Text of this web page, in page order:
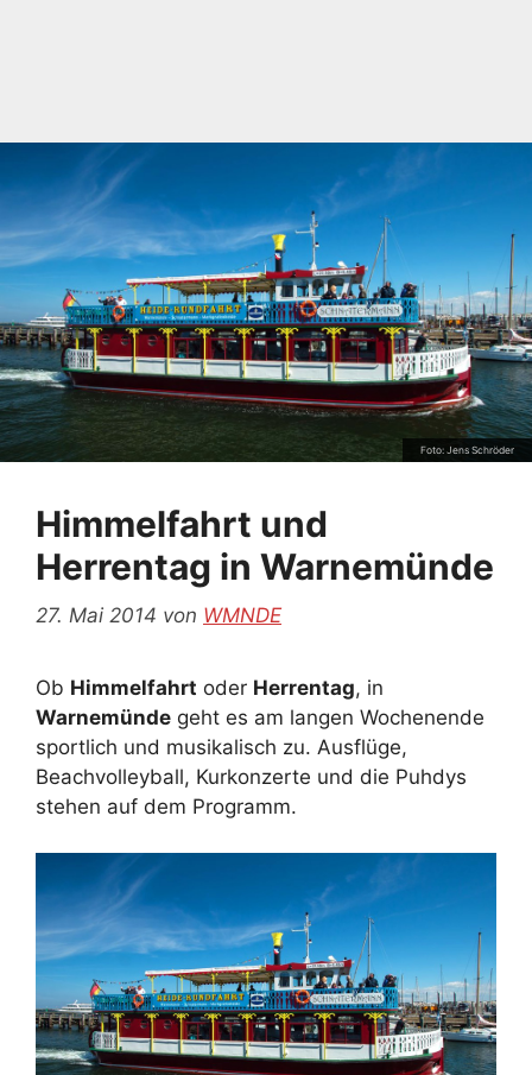
Foto: Jens Schröder
Himmelfahrt und
Herrentag in Warnemünde
27. Mai 2014 von WMNDE
Ob Himmelfahrt oder Herrentag, in
Warnemünde geht es am langen Wochenende
sportlich und musikalisch zu. Ausflüge,
Beachvolleyball, Kurkonzerte und die Puhdys
stehen auf dem Programm.